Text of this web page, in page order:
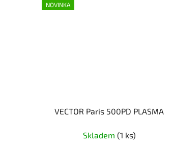
NOVINKA
VECTOR Paris 500PD PLASMA
Skladem (1 ks)